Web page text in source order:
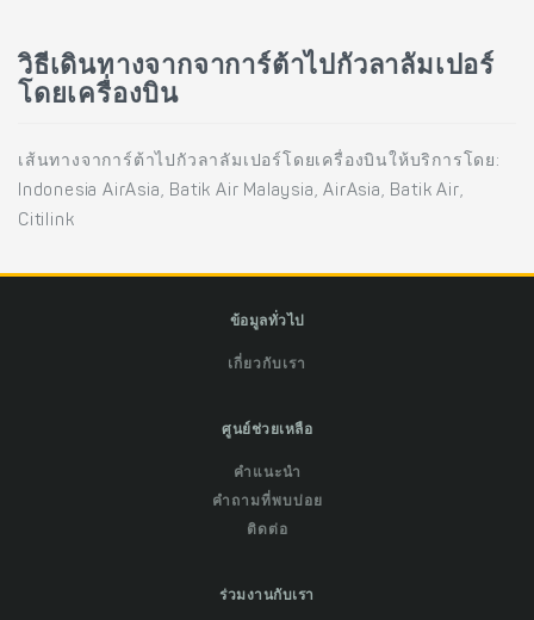
วิธีเดินทางจากจาการ์ต้าไปกัวลาลัมเปอร์
โดยเครื่องบิน
เส้นทางจาการ์ต้าไปกัวลาลัมเปอร์โดยเครื่องบินให้บริการโดย:
Indonesia AirAsia, Batik Air Malaysia, AirAsia, Batik Air,
Citilink
ข้อมูลทั่วไป
เกี่ยวกับเรา
ศูนย์ช่วยเหลือ
คำแนะนำ
คำถามที่พบบ่อย
ติดต่อ
ร่วมงานกับเรา